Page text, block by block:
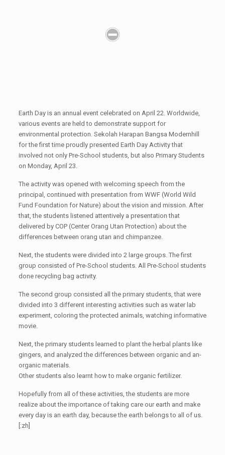
Earth Day is an annual event celebrated on April 22. Worldwide,
various events are held to demonstrate support for
environmental protection. Sekolah Harapan Bangsa Modernhill
for the first time proudly presented Earth Day Activity that
involved not only Pre-School students, but also Primary Students
on Monday, April 23.
The activity was opened with welcoming speech from the
principal, continued with presentation from WWF (World Wild
Fund Foundation for Nature) about the vision and mission. After
that, the students listened attentively a presentation that
delivered by COP (Center Orang Utan Protection) about the
differences between orang utan and chimpanzee.
Next, the students were divided into 2 large groups. The first
group consisted of Pre-School students. All Pre-School students
done recycling bag activity.
The second group consisted all the primary students, that were
divided into 3 different interesting activities such as water lab
experiment, coloring the protected animals, watching informative
movie.
Next, the primary students learned to plant the herbal plants like
gingers, and analyzed the differences between organic and an-
organic materials.
Other students also learnt how to make organic fertilizer.
Hopefully from all of these activities, the students are more
realize about the importance of taking care our earth and make
every day is an earth day, because the earth belongs to all of us.
[:zh]